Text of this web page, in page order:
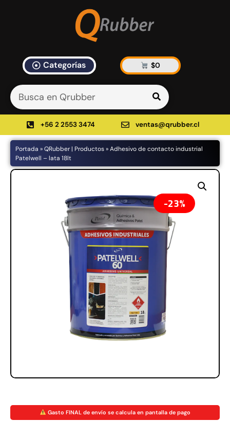
Categorías $0
+56 2 2553 3474 ventas@qrubber.cl
Portada »QRubber | Productos»Adhesivo de contacto industrial
Patelwell – lata 18lt
23%
Gasto FINAL de envío se calcula en pantalla de pago
Artículos Blog
535 results found in 12ms
Filtrar
Productos
Rampa Móvil Hidráulica
carga 10ton
22.711.412
11.790.000
Juego Modular 35
QplayGround
$ 5.926.486
Leer más